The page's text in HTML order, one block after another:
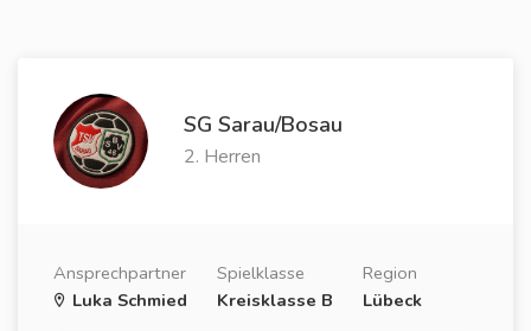
SG Sarau/Bosau
2. Herren
Ansprechpartner
Luka Schmied
Spielklasse
Kreisklasse B
Region
Lübeck